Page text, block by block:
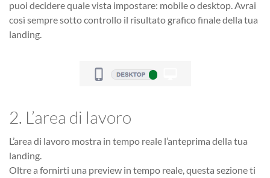
puoi decidere quale vista impostare: mobile o desktop. Avrai
così sempre sotto controllo il risultato grafico finale della tua
landing.
2. L’area di lavoro
L’area di lavoro mostra in tempo reale l’anteprima della tua
landing.
Oltre a fornirti una preview in tempo reale, questa sezione ti